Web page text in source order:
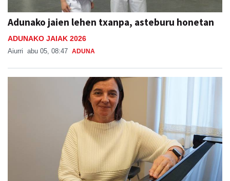
Adunako jaien lehen txanpa, asteburu honetan
ADUNAKO JAIAK 2026
Aiurri abu 05, 08:47 ADUNA